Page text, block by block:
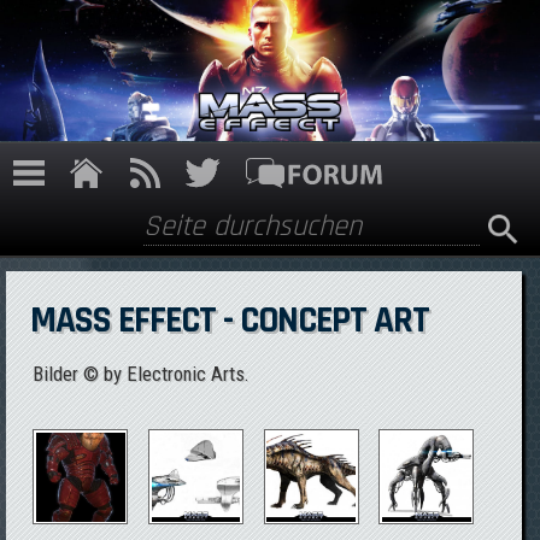
Direkt zum Inhalt
Suchformular
Suche
MASS EFFECT - CONCEPT ART
Bilder © by Electronic Arts.